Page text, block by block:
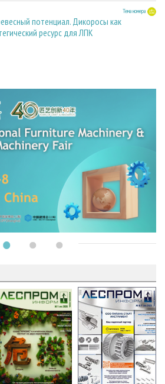
Тема номера
потенциал. Дикоросы как
ресурс для ЛПК